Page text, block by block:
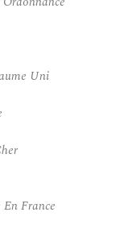
Uni
France